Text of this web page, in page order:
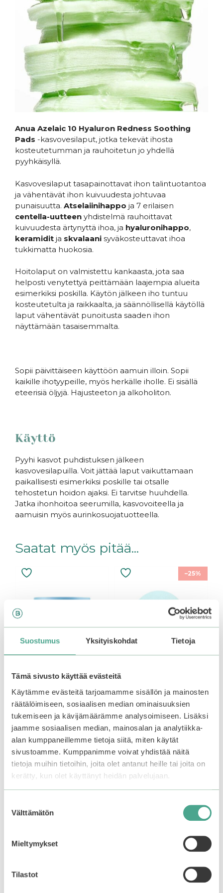
Suostumus Yksityiskohdat Tietoja
Tämä sivusto käyttää evästeitä
Käytämme evästeitä tarjoamamme sisällön ja mainosten
räätälöimiseen, sosiaalisen median ominaisuuksien
tukemiseen ja kävijämäärämme analysoimiseen. Lisäksi
jaamme sosiaalisen median, mainosalan ja analytiikka-
alan kumppaneillemme tietoja siitä, miten käytät
sivustoamme. Kumppanimme voivat yhdistää näitä
tietoja muihin tietoihin, joita olet antanut heille tai joita on
kerätty, kun olet käyttänyt heidän palvelujaan.
valinta
Välttämätön
Mieltymykset
Tilastot
Anua Azelaic 10 Hyaluron Redness Soothing
Pads -kasvovesilaput, jotka tekevät ihosta
kosteutetumman ja rauhoitetun jo yhdellä
pyyhkäisyllä.
Kasvovesilaput tasapainottavat ihon talintuotantoa
ja vähentävät ihon kuivuudesta johtuvaa
punaisuutta. Atselaiinihappo ja 7 erilaisen
centella-uutteen yhdistelmä rauhoittavat
kuivuudesta ärtynyttä ihoa, ja hyaluronihappo,
keramidit ja skvalaani syväkosteuttavat ihoa
tukkimatta huokosia.
Hoitolaput on valmistettu kankaasta, jota saa
helposti venytettyä peittämään laajempia alueita
esimerkiksi poskilla. Käytön jälkeen iho tuntuu
kosteutetulta ja raikkaalta, ja säännöllisellä käytöllä
laput vähentävät punoitusta saaden ihon
näyttämään tasaisemmalta.
Sopii päivittäiseen käyttöön aamuin illoin. Sopii
kaikille ihotyypeille, myös herkälle iholle. Ei sisällä
eteerisiä öljyjä. Hajusteeton ja alkoholiton.
Käyttö
Pyyhi kasvot puhdistuksen jälkeen
kasvovesilapuilla. Voit jättää laput vaikuttamaan
paikallisesti esimerkiksi poskille tai otsalle
tehostetun hoidon ajaksi. Ei tarvitse huuhdella.
Jatka ihonhoitoa seerumilla, kasvovoiteella ja
aamuisin myös aurinkosuojatuotteella.
Saatat myös pitää...
Torriden | DIVE-IN Low
Molecular Hyaluronic
Acid Multi Pad
0
5
:
s
t
ä
23,90€
Varasto loppu.Liity
odotuslistalle tästä, niin
saat ilmoituksen, kun
–25%
Anua | PDRN 100
Hyaluronic Glow Pads
0
:
t
Alkuperäinen
hinta
oli:
26,99€.
Nykyinen
hinta
on:
26,99€.
20,24
Lisää ostoskoriin